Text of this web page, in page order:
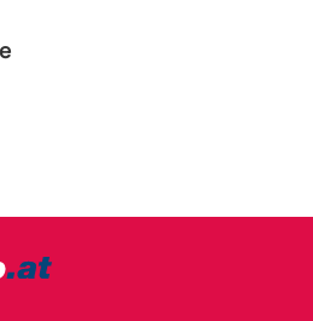
Vorarlberg Alle Wohnung
Vorarlberg Alle Grundstück
Vorarlberg Alle Gewerbliche Immobilie